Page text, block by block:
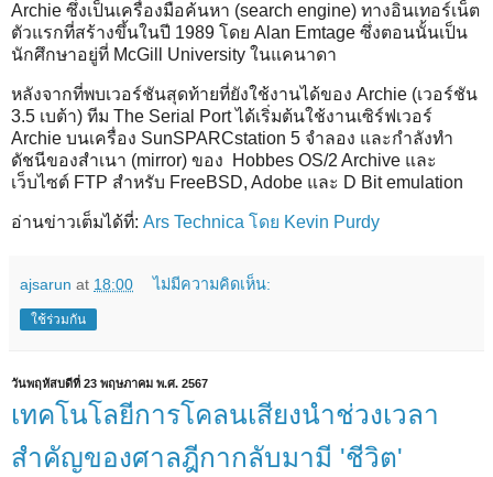
Archie ซึ่งเป็นเครื่องมือค้นหา (search engine) ทางอินเทอร์เน็ต
ตัวแรกที่สร้างขึ้นในปี 1989 โดย Alan Emtage ซึ่งตอนนั้นเป็น
นักศึกษาอยู่ที่ McGill University ในแคนาดา
หลังจากที่พบเวอร์ชันสุดท้ายที่ยังใช้งานได้ของ Archie (เวอร์ชัน
3.5 เบต้า) ทีม The Serial Port ได้เริ่มต้นใช้งานเซิร์ฟเวอร์
Archie บนเครื่อง SunSPARCstation 5 จำลอง และกำลังทำ
ดัชนีของสำเนา (mirror) ของ Hobbes OS/2 Archive และ
เว็บไซต์ FTP สำหรับ FreeBSD, Adobe และ D Bit emulation
อ่านข่าวเต็มได้ที่: Ars Technica โดย Kevin Purdy
ajsarun at 18:00 ไม่มีความคิดเห็น:
ใช้ร่วมกัน
วันพฤหัสบดีที่ 23 พฤษภาคม พ.ศ. 2567
เทคโนโลยีการโคลนเสียงนำช่วงเวลา
สำคัญของศาลฎีกากลับมามี 'ชีวิต'